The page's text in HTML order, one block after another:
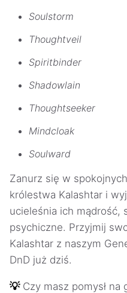
Soulstorm
Thoughtveil
Spiritbinder
Shadowlain
Thoughtseeker
Mindcloak
Soulward
Zanurz się w
królestwa Kalashtar i
ucieleśnia ich mądrość,
psychiczne. Przyjmij
Kalashtar z naszym
DnD już dziś.
💡 Czy masz pomysł na